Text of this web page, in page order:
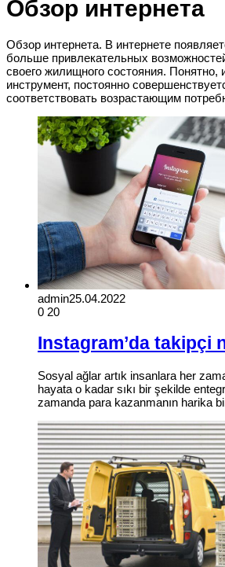
Обзор интернета
Обзор интернета. В интернете
больше привлекательных
своего жилищного состояния. Понятно,
инструмент, постоянно
соответствовать возрастающим
admin25.04.2022
0 20
Instagram’da takipçi
Sosyal ağlar artık insanlara her
hayata o kadar sıkı bir şekilde
zamanda para kazanmanın harika